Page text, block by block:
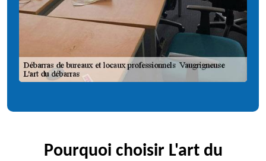
Pourquoi choisir L'art du